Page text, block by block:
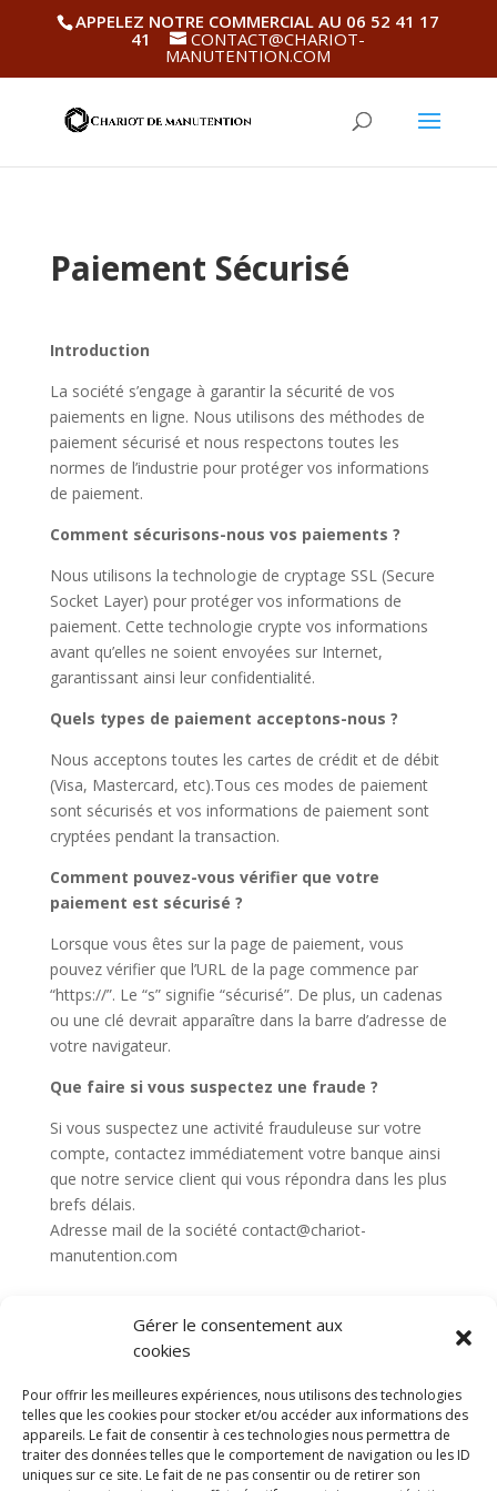
Gérer le consentement aux
cookies
Pour offrir les meilleures expériences, nous utilisons des technologies
telles que les cookies pour stocker et/ou accéder aux informations des
appareils. Le fait de consentir à ces technologies nous permettra de
traiter des données telles que le comportement de navigation ou les ID
uniques sur ce site. Le fait de ne pas consentir ou de retirer son
APPELEZ NOTRE COMMERCIAL AU 06 52 41 17
41
CONTACT@CHARIOT-
MANUTENTION.COM
Paiement Sécurisé
Introduction
La société s’engage à garantir la sécurité de vos
paiements en ligne. Nous utilisons des méthodes de
paiement sécurisé et nous respectons toutes les
normes de l’industrie pour protéger vos informations
de paiement.
Comment sécurisons-nous vos paiements ?
Nous utilisons la technologie de cryptage SSL (Secure
Socket Layer) pour protéger vos informations de
paiement. Cette technologie crypte vos informations
avant qu’elles ne soient envoyées sur Internet,
garantissant ainsi leur confidentialité.
Quels types de paiement acceptons-nous ?
Nous acceptons toutes les cartes de crédit et de débit
(Visa, Mastercard, etc).Tous ces modes de paiement
sont sécurisés et vos informations de paiement sont
cryptées pendant la transaction.
Comment pouvez-vous vérifier que votre
paiement est sécurisé ?
Lorsque vous êtes sur la page de paiement, vous
pouvez vérifier que l’URL de la page commence par
“https://”. Le “s” signifie “sécurisé”. De plus, un cadenas
ou une clé devrait apparaître dans la barre d’adresse de
votre navigateur.
Que faire si vous suspectez une fraude ?
Si vous suspectez une activité frauduleuse sur votre
compte, contactez immédiatement votre banque ainsi
que notre service client qui vous répondra dans les plus
brefs délais.
Adresse mail de la société contact@chariot-
manutention.com
Diable electrique
Chariot porte panneau
Remorque a bras
CGV
Mentions légales
Politique de confidentialité et protection des
données